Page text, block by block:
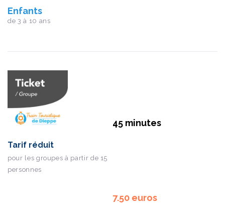
Enfants
de 3 à 10 ans
Tarif réduit
pour les groupes à partir de 15
personnes
45 minutes
7.50 euros